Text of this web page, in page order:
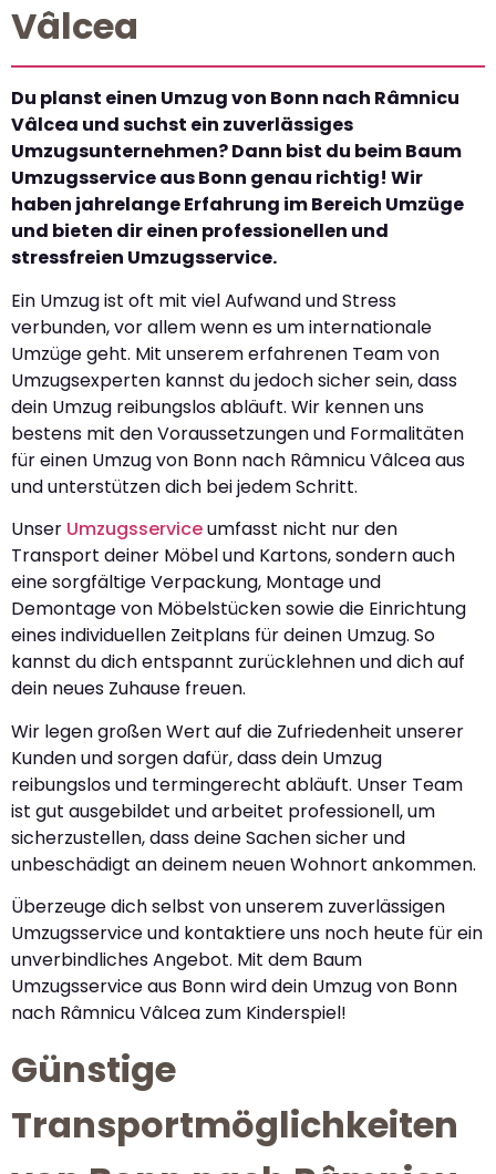
Vâlcea
Du planst einen Umzug von Bonn nach Râmnicu
Vâlcea und suchst ein zuverlässiges
Umzugsunternehmen? Dann bist du beim Baum
Umzugsservice aus Bonn genau richtig! Wir
haben jahrelange Erfahrung im Bereich Umzüge
und bieten dir einen professionellen und
stressfreien Umzugsservice.
Ein Umzug ist oft mit viel Aufwand und Stress
verbunden, vor allem wenn es um internationale
Umzüge geht. Mit unserem erfahrenen Team von
Umzugsexperten kannst du jedoch sicher sein, dass
dein Umzug reibungslos abläuft. Wir kennen uns
bestens mit den Voraussetzungen und Formalitäten
für einen Umzug von Bonn nach Râmnicu Vâlcea aus
und unterstützen dich bei jedem Schritt.
Unser Umzugsserviceumfasst nicht nur den
Transport deiner Möbel und Kartons, sondern auch
eine sorgfältige Verpackung, Montage und
Demontage von Möbelstücken sowie die Einrichtung
eines individuellen Zeitplans für deinen Umzug. So
kannst du dich entspannt zurücklehnen und dich auf
dein neues Zuhause freuen.
Wir legen großen Wert auf die Zufriedenheit unserer
Kunden und sorgen dafür, dass dein Umzug
reibungslos und termingerecht abläuft. Unser Team
ist gut ausgebildet und arbeitet professionell, um
sicherzustellen, dass deine Sachen sicher und
unbeschädigt an deinem neuen Wohnort ankommen.
Überzeuge dich selbst von unserem zuverlässigen
Umzugsservice und kontaktiere uns noch heute für ein
unverbindliches Angebot. Mit dem Baum
Umzugsservice aus Bonn wird dein Umzug von Bonn
nach Râmnicu Vâlcea zum Kinderspiel!
Günstige
Transportmöglichkeiten